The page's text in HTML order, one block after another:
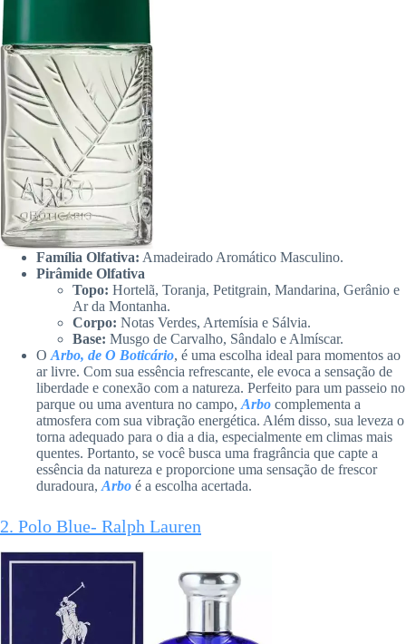
Família Olfativa: Amadeirado Aromático Masculino.
Pirâmide Olfativa
Topo: Hortelã, Toranja, Petitgrain, Mandarina, Gerânio e
Ar da Montanha.
Corpo: Notas Verdes, Artemísia e Sálvia.
Base: Musgo de Carvalho, Sândalo e Almíscar.
O Arbo, de O Boticário, é uma escolha ideal para momentos ao
ar livre. Com sua essência refrescante, ele evoca a sensação de
liberdade e conexão com a natureza. Perfeito para um passeio no
parque ou uma aventura no campo, Arbo complementa a
atmosfera com sua vibração energética. Além disso, sua leveza o
torna adequado para o dia a dia, especialmente em climas mais
quentes. Portanto, se você busca uma fragrância que capte a
essência da natureza e proporcione uma sensação de frescor
duradoura, Arbo é a escolha acertada.
2. Polo Blue- Ralph Lauren